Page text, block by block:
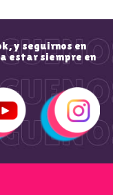
y seguirnos en
estar siempre en